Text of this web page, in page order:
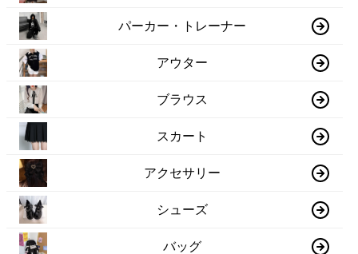
パーカー・トレーナー
アウター
ブラウス
スカート
アクセサリー
シューズ
バッグ